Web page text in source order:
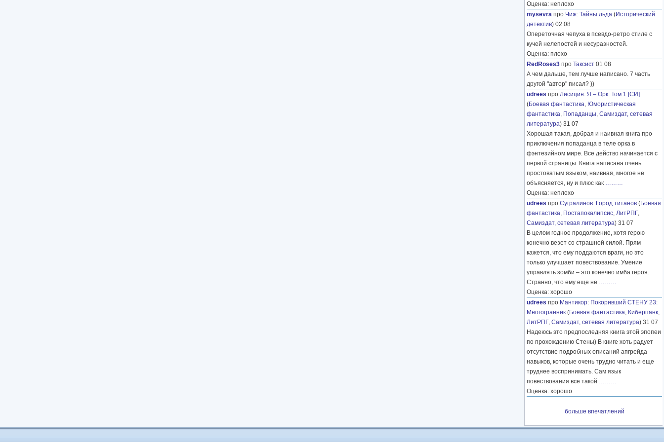
Оценка: неплохо
mysevra про Чиж: Тайны льда (Исторический
детектив) 02 08
Опереточная чепуха в псевдо-ретро стиле с
кучей нелепостей и несуразностей.
Оценка: плохо
RedRoses3 про Таксист 01 08
А чем дальше, тем лучше написано. 7 часть
другой "автор" писал? ))
udrees про Лисицин: Я – Орк. Том 1 [СИ]
(Боевая фантастика, Юмористическая
фантастика, Попаданцы, Самиздат, сетевая
литература) 31 07
Хорошая такая, добрая и наивная книга про
приключения попаданца в теле орка в
фэнтезийном мире. Все действо начинается с
первой страницы. Книга написана очень
простоватым языком, наивная, многое не
объясняется, ну и плюс как ………
Оценка: неплохо
udrees про Сугралинов: Город титанов (Боевая
фантастика, Постапокалипсис, ЛитРПГ,
Самиздат, сетевая литература) 31 07
В целом годное продолжение, хотя герою
конечно везет со страшной силой. Прям
кажется, что ему поддаются враги, но это
только улучшает повествование. Умение
управлять зомби – это конечно имба героя.
Странно, что ему еще не ………
Оценка: хорошо
udrees про Мантикор: Покоривший СТЕНУ 23:
Многогранник (Боевая фантастика, Киберпанк,
ЛитРПГ, Самиздат, сетевая литература) 31 07
Надеюсь это предпоследняя книга этой эпопеи
по прохождению Стены) В книге хоть радует
отсутствие подробных описаний апгрейда
навыков, которые очень трудно читать и еще
труднее воспринимать. Сам язык
повествования все такой ………
Оценка: хорошо
больше впечатлений